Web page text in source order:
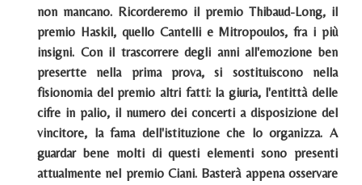
non mancano. Ricorderemo il premio Thibaud-Long, il
premio Haskil, quello Cantelli e Mitropoulos, fra i più
insigni. Con il trascorrere degli anni all'emozione ben
presertte nella prima prova, si sostituiscono nella
fisionomia del premio altri fatti: la giuria, l'entittà delle
cifre in palio, il numero dei concerti a disposizione del
vincitore, la fama dell'istituzione che lo organizza. A
guardar bene molti di questi elementi sono presenti
attualmente nel premio Ciani. Basterà appena osservare